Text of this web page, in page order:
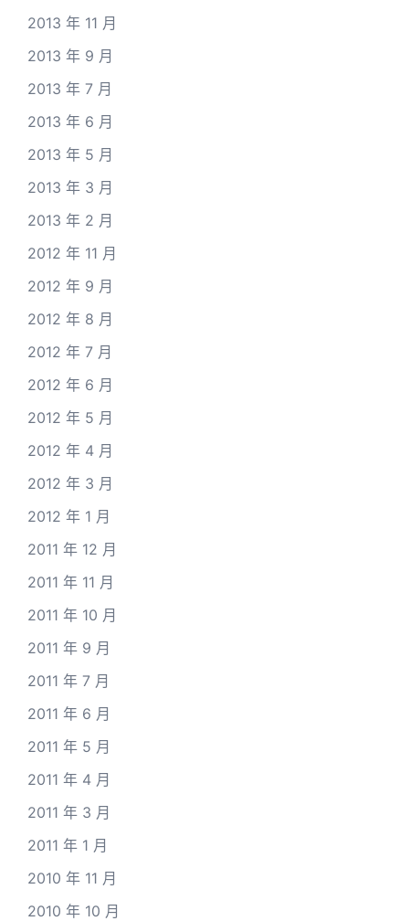
2013 年 11 月
2013 年 9 月
2013 年 7 月
2013 年 6 月
2013 年 5 月
2013 年 3 月
2013 年 2 月
2012 年 11 月
2012 年 9 月
2012 年 8 月
2012 年 7 月
2012 年 6 月
2012 年 5 月
2012 年 4 月
2012 年 3 月
2012 年 1 月
2011 年 12 月
2011 年 11 月
2011 年 10 月
2011 年 9 月
2011 年 7 月
2011 年 6 月
2011 年 5 月
2011 年 4 月
2011 年 3 月
2011 年 1 月
2010 年 11 月
2010 年 10 月